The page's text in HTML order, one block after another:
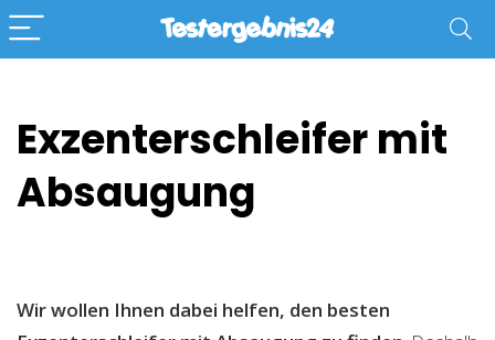
Exzenterschleifer mit
Absaugung
Wir wollen Ihnen dabei helfen, den besten